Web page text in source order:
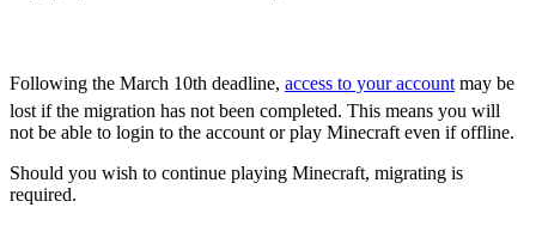
Following the March 10th deadline, access to your account may be
lost if the migration has not been completed. This means you will
not be able to login to the account or play Minecraft even if offline.
Should you wish to continue playing Minecraft, migrating is
required.